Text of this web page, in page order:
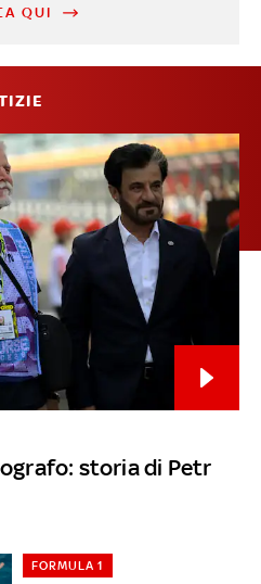
QUI
storia di Petr
FORMULA 1